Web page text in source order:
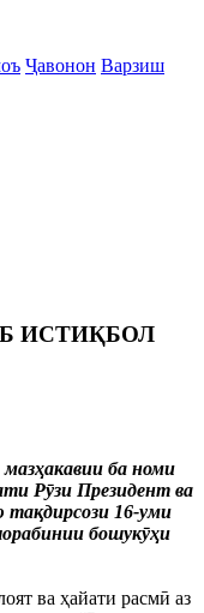
Ҷавонон Варзиш
ИСТИҚБОЛ
ба номи
Рӯзи Президент ва
тақдирсози 16-уми
бошукӯҳи
ва ҳайати расмӣ аз